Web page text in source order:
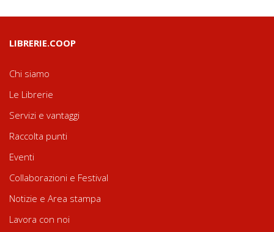
LIBRERIE.COOP
Chi siamo
Le Librerie
Servizi e vantaggi
Raccolta punti
Eventi
Collaborazioni e Festival
Notizie e Area stampa
Lavora con noi